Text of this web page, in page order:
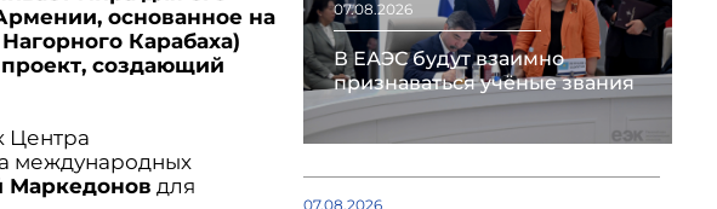
основанное на
Карабаха)
создающий
Центра
международных
Маркедонов для
07.08.2026
В ЕАЭС будут взаимно
признаваться учёные звания
07.08.2026